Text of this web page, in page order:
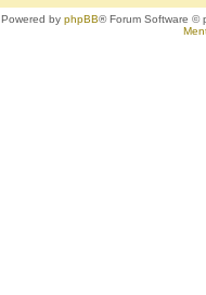
Powered byphpBB® Forum Software ©